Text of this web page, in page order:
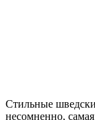
Стильные
несомненно,